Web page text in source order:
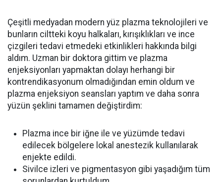
Çeşitli medyadan modern yüz plazma teknolojileri ve
bunların ciltteki koyu halkaları, kırışıklıkları ve ince
çizgileri tedavi etmedeki etkinlikleri hakkında bilgi
aldım. Uzman bir doktora gittim ve plazma
enjeksiyonları yapmaktan dolayı herhangi bir
kontrendikasyonum olmadığından emin oldum ve
plazma enjeksiyon seansları yaptım ve daha sonra
yüzün şeklini tamamen değiştirdim:
Plazma ince bir iğne ile ve yüzümde tedavi
edilecek bölgelere lokal anestezik kullanılarak
enjekte edildi.
Sivilce izleri ve pigmentasyon gibi yaşadığım tüm